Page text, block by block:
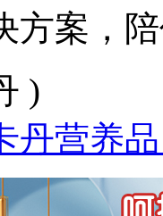
方案，
)
丹营养